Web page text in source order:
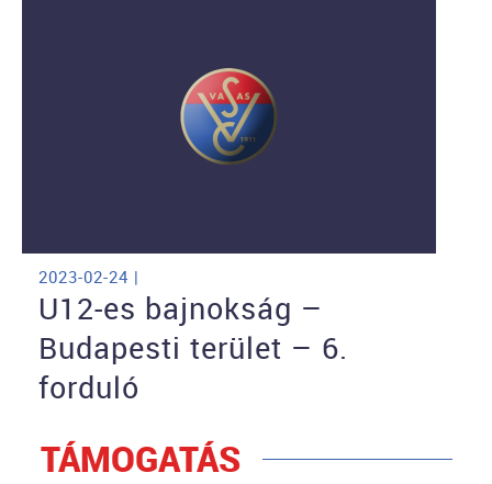
2023-02-24 |
U12-es bajnokság –
Budapesti terület – 6.
forduló
TÁMOGATÁS